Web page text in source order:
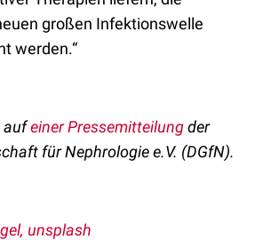
großen Infektionswelle
werden.“
aufeinerPressemitteilungder
für Nephrologie e.V. (DGfN).
unsplash